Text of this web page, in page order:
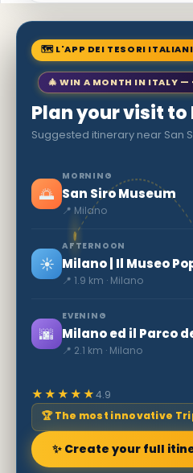
🗺 L'APP DEI TESORI ITALIANI
🎄 WIN A MONTH IN ITALY
Plan your visit to
Suggested itinerary near San
🌅
MORNING
San Siro Museum
📍 Milano
☀️
AFTERNOON
Milano | Il Museo
📍 1.9 km · Milano
🌆
EVENING
Milano ed il Parco
📍 2.1 km · Milano
★★★★★4.9
🏆 The most innovative
✨ Create your full